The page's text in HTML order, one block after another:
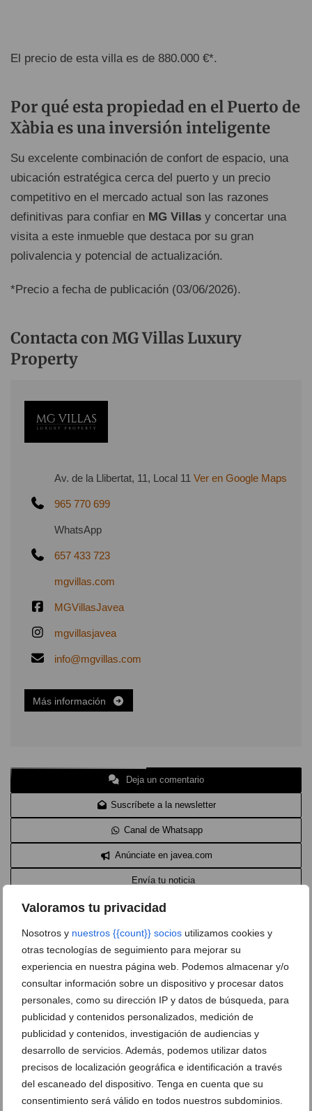
Valoramos tu privacidad
Nosotros y nuestros {{count}} socios utilizamos cookies y
otras tecnologías de seguimiento para mejorar su
experiencia en nuestra página web. Podemos almacenar y/o
consultar información sobre un dispositivo y procesar datos
personales, como su dirección IP y datos de búsqueda, para
publicidad y contenidos personalizados, medición de
publicidad y contenidos, investigación de audiencias y
desarrollo de servicios. Además, podemos utilizar datos
precisos de localización geográfica e identificación a través
del escaneado del dispositivo. Tenga en cuenta que su
consentimiento será válido en todos nuestros subdominios.
El precio de esta villa es de 880.000 €*.
Por qué esta propiedad en el Puerto de
Xàbia es una inversión inteligente
Su excelente combinación de confort de espacio, una
ubicación estratégica cerca del puerto y un precio
competitivo en el mercado actual son las razones
definitivas para confiar en MG Villas y concertar una
visita a este inmueble que destaca por su gran
polivalencia y potencial de actualización.
*Precio a fecha de publicación (03/06/2026).
Contacta con MG Villas Luxury
Property
Av. de la Llibertat, 11, Local 11 Ver en Google Maps
965 770 699
WhatsApp
657 433 723
mgvillas.com
MGVillasJavea
mgvillasjavea
info@mgvillas.com
Más información
Deja un comentario
Suscríbete a la newsletter
Canal de Whatsapp
Anúnciate en javea.com
Envía tu noticia
Clasificado en: Comercios y Servicios,Administración de Fincas
Agencia Inmobiliaria, Inmobiliaria/Propiedades,Promotoras
ARTÍCULOS RELACIONADOS